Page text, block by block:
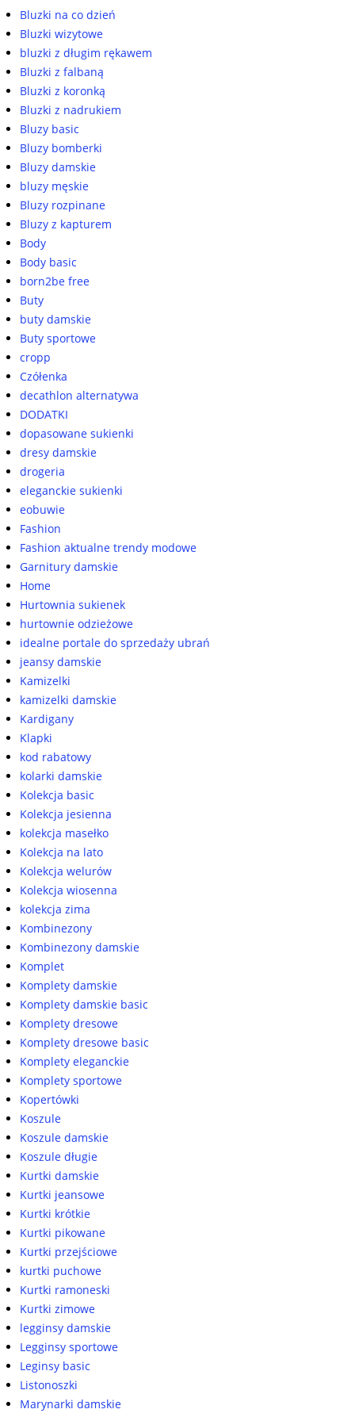
Bluzki na co dzień
Bluzki wizytowe
bluzki z długim rękawem
Bluzki z falbaną
Bluzki z koronką
Bluzki z nadrukiem
Bluzy basic
Bluzy bomberki
Bluzy damskie
bluzy męskie
Bluzy rozpinane
Bluzy z kapturem
Body
Body basic
born2be free
Buty
buty damskie
Buty sportowe
cropp
Czółenka
decathlon alternatywa
DODATKI
dopasowane sukienki
dresy damskie
drogeria
eleganckie sukienki
eobuwie
Fashion
Fashion aktualne trendy modowe
Garnitury damskie
Home
Hurtownia sukienek
hurtownie odzieżowe
idealne portale do sprzedaży ubrań
jeansy damskie
Kamizelki
kamizelki damskie
Kardigany
Klapki
kod rabatowy
kolarki damskie
Kolekcja basic
Kolekcja jesienna
kolekcja masełko
Kolekcja na lato
Kolekcja welurów
Kolekcja wiosenna
kolekcja zima
Kombinezony
Kombinezony damskie
Komplet
Komplety damskie
Komplety damskie basic
Komplety dresowe
Komplety dresowe basic
Komplety eleganckie
Komplety sportowe
Kopertówki
Koszule
Koszule damskie
Koszule długie
Kurtki damskie
Kurtki jeansowe
Kurtki krótkie
Kurtki pikowane
Kurtki przejściowe
kurtki puchowe
Kurtki ramoneski
Kurtki zimowe
legginsy damskie
Legginsy sportowe
Leginsy basic
Listonoszki
Marynarki damskie